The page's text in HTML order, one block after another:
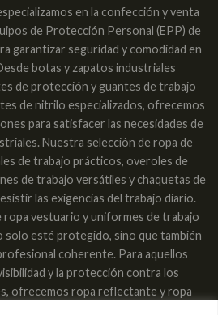
en la confección y venta
de Protección Personal (EPP) de
garantizar seguridad y comodidad en
botas y zapatos industriales
de protección y guantes de trabajo
de nitrilo especializados, ofrecemos
para satisfacer las necesidades de
Nuestra selección de ropa de
de trabajo prácticos, overoles de
de trabajo versátiles y chaquetas de
las exigencias del trabajo diario.
ropa vestuario y uniformes de trabajo
solo esté protegido, sino que también
coherente. Para aquellos
y la protección contra los
ofrecemos ropa reflectante y ropa